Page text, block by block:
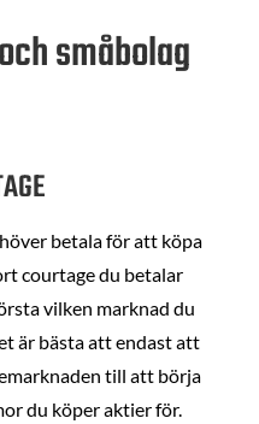
småbolag
betala för att köpa
courtage du betalar
vilken marknad du
är bästa att endast att
till att börja
du köper aktier för.